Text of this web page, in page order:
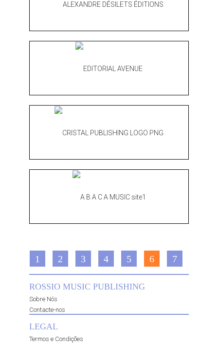
1 2 3 4 5 6 7
ROSSIO MUSIC PUBLISHING
Sobre Nós
Contacte-nos
LEGAL
Termos e Condições